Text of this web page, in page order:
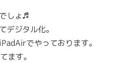
しょ♬
デジタル化。
でやっております。
ます。